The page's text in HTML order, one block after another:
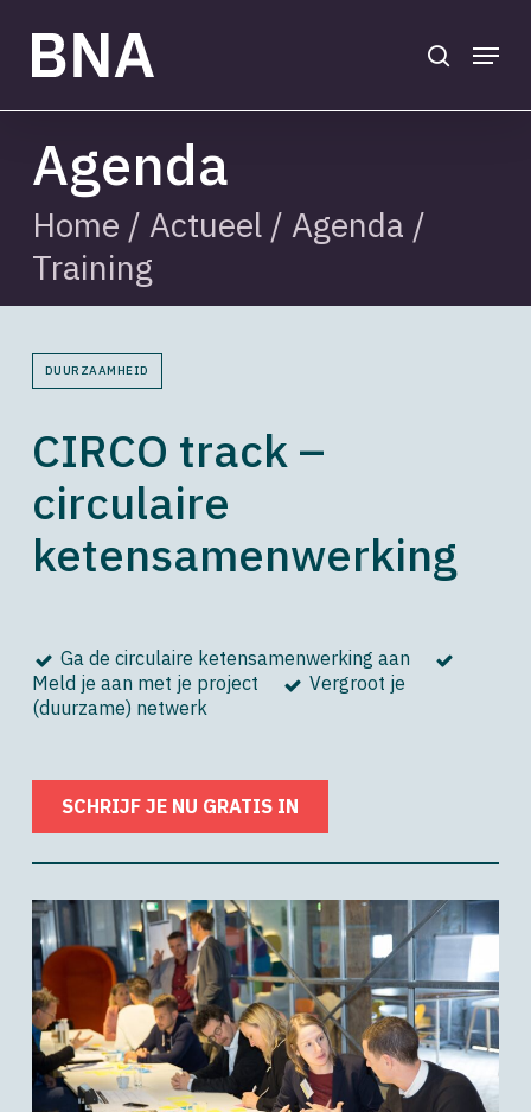
main
Menu
Agenda
Home / Actueel/ Agenda /
Training
DUURZAAMHEID
CIRCO track –
circulaire
ketensamenwerking
Ga de circulaire ketensamenwerking aan
Meld je aan met je project
Vergroot je
(duurzame) netwerk
SCHRIJF JE NU GRATIS IN
Close